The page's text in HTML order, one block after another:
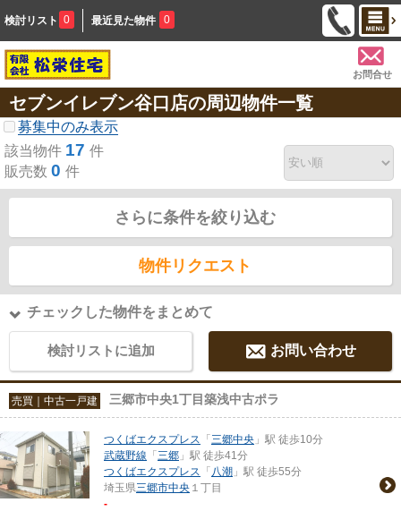
検討リスト 0 最近見た物件 0
お問合せ
セブンイレブン谷口店の周辺物件一覧
募集中のみ表示
該当物件 17 件
販売数 0 件
さらに条件を絞り込む
物件リクエスト
チェックした物件をまとめて
検討リストに追加 お問い合わせ
売買｜中古一戸建 三郷市中央1丁目築浅中古ポラ
つくばエクスプレス 「 三郷中央 」駅 徒歩10分
武蔵野線 「 三郷 」駅 徒歩41分
つくばエクスプレス 「 八潮 」駅 徒歩55分
埼玉県三郷市中央 １丁目
-